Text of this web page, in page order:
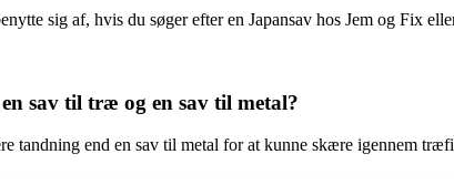
sig af, hvis du søger efter en Japansav hos Jem og Fix
sav til træ og en sav til metal?
tandning end en sav til metal for at kunne skære igennem